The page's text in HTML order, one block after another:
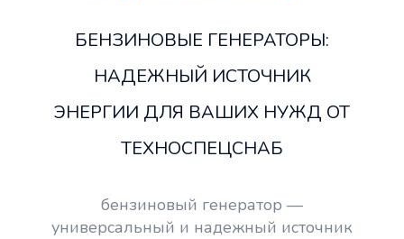
БЕНЗИНОВЫЕ ГЕНЕРАТОРЫ:
НАДЕЖНЫЙ ИСТОЧНИК
ЭНЕРГИИ ДЛЯ ВАШИХ НУЖД ОТ
ТЕХНОСПЕЦСНАБ
бензиновый генератор —
универсальный и надежный источник